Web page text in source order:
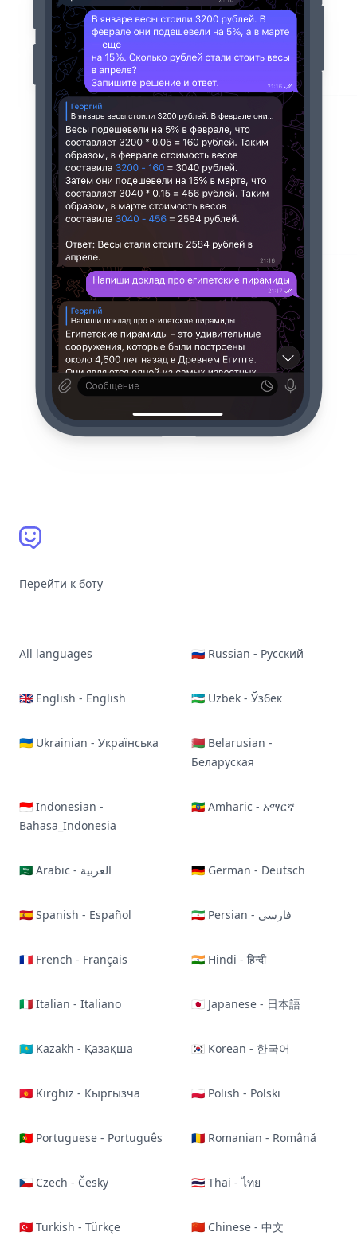
Перейти к боту
All languages 🇷🇺 Russian - Русский
🇬🇧 English - English 🇺🇿 Uzbek - Ўзбек
🇺🇦 Ukrainian - Українська
🇧🇾 Belarusian -
Беларуская
🇮🇩 Indonesian -
Bahasa_Indonesia
🇪🇹 Amharic - አማርኛ
🇸🇦 Arabic - العربية 🇩🇪 German - Deutsch
🇪🇸 Spanish - Español 🇮🇷 Persian - فارسی
🇫🇷 French - Français 🇮🇳 Hindi - हिन्दी
🇮🇹 Italian - Italiano 🇯🇵 Japanese - 日本語
🇰🇿 Kazakh - Қазақша 🇰🇷 Korean - 한국어
🇰🇬 Kirghiz - Кыргызча 🇵🇱 Polish - Polski
🇵🇹 Portuguese - Português 🇷🇴 Romanian - Română
🇨🇿 Czech - Česky 🇹🇭 Thai - ไทย
🇹🇷 Turkish - Türkçe 🇨🇳 Chinese - 中文